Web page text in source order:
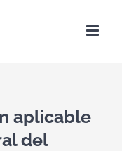
aplicable
del